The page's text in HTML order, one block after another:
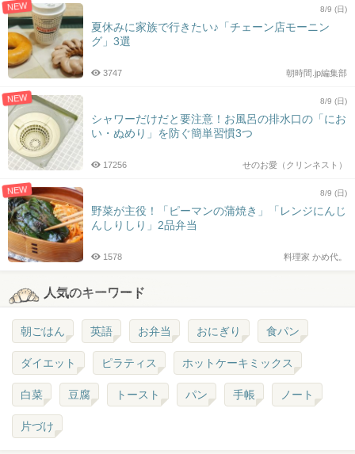
NEW 8/9 (日)
夏休みに家族で行きたい♪「チェーン店モーニン
グ」3選
朝時間.jp編集部
3747
NEW 8/9 (日)
シャワーだけだと要注意！お風呂の排水口の「にお
い・ぬめり」を防ぐ簡単習慣3つ
せのお愛（クリンネスト）
17256
NEW 8/9 (日)
野菜が主役！「ピーマンの蒲焼き」「レンジにんじ
んしりしり」2品弁当
料理家 かめ代。
1578
人気のキーワード
朝ごはん 英語 お弁当 おにぎり 食パン
ダイエット ピラティス ホットケーキミックス
白菜 豆腐 トースト パン 手帳 ノート
片づけ